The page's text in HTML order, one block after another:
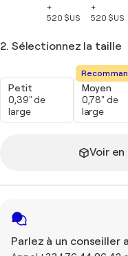
+
520 $US
+
520 $US
2. Sélectionnez la taille
Petit
0,39" de
large
Moyen
0,78" de
large
Voir en
Parlez à un conseiller